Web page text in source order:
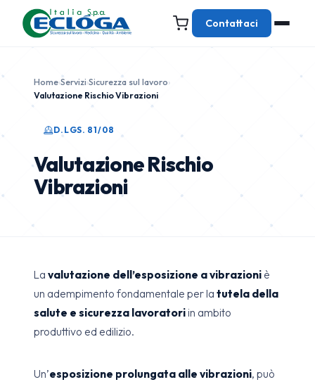
Contattaci
Home›Servizi›Sicurezza sul lavoro›
Valutazione Rischio Vibrazioni
D.LGS. 81/08
Valutazione Rischio
Vibrazioni
La valutazione dell’esposizione a vibrazioni è
un adempimento fondamentale per la tutela della
salute e sicurezza lavoratoriin ambito
produttivo ed edilizio.
Un’esposizione prolungata alle vibrazioni, può